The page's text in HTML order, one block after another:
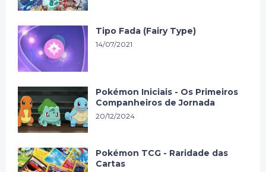
Tipo Fada (Fairy Type)
14/07/2021
Pokémon Iniciais - Os Primeiros
Companheiros de Jornada
20/12/2024
Pokémon TCG - Raridade das
Cartas